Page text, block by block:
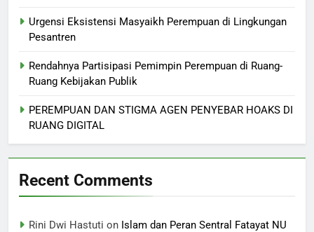
Urgensi Eksistensi Masyaikh Perempuan di Lingkungan
Pesantren
Rendahnya Partisipasi Pemimpin Perempuan di Ruang-
Ruang Kebijakan Publik
PEREMPUAN DAN STIGMA AGEN PENYEBAR HOAKS DI
RUANG DIGITAL
Recent Comments
Rini Dwi Hastuti on Islam dan Peran Sentral Fatayat NU